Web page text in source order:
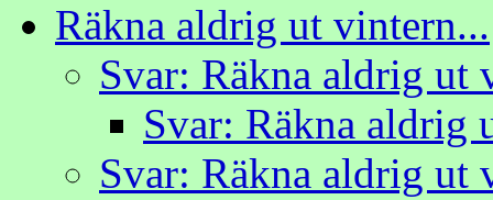
Räkna aldrig ut vintern...
Svar: Räkna aldrig ut
Svar: Räkna aldrig
Svar: Räkna aldrig ut